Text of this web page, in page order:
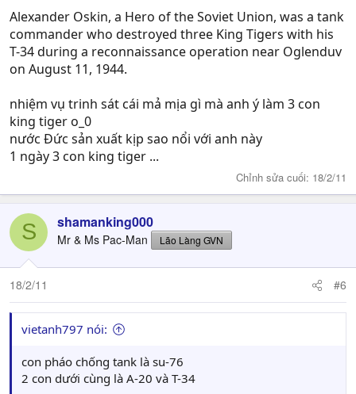
Alexander Oskin, a Hero of the Soviet Union, was a tank
commander who destroyed three King Tigers with his
T-34 during a reconnaissance operation near Oglenduv
on August 11, 1944.
nhiệm vụ trinh sát cái mả mịa gì mà anh ý làm 3 con
king tiger o_0
nước Đức sản xuất kịp sao nổi với anh này
1 ngày 3 con king tiger ...
Chỉnh sửa cuối: 18/2/11
S shamanking000
Mr & Ms Pac-Man Lão Làng GVN
18/2/11 #6
vietanh797 nói:
con pháo chống tank là su-76
2 con dưới cùng là A-20 và T-34